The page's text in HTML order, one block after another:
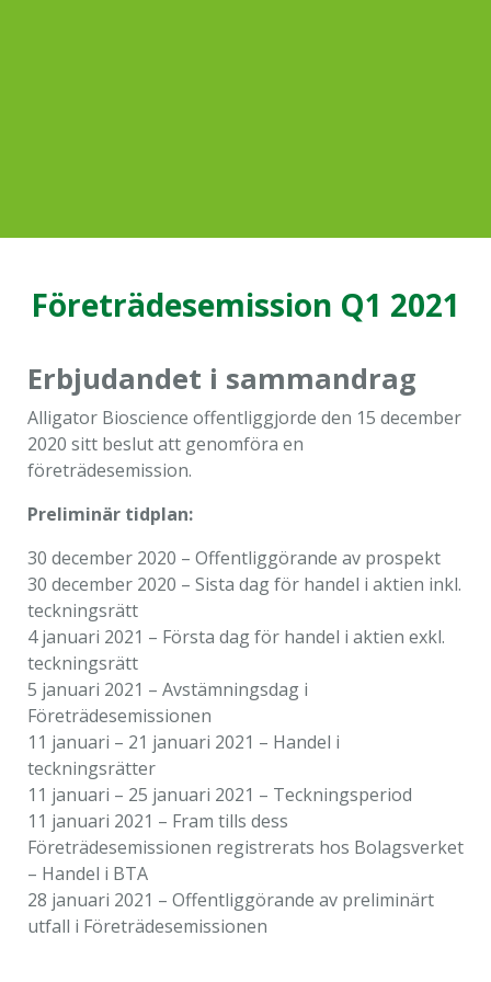
Företrädesemission Q1 2021
Erbjudandet i sammandrag
Alligator Bioscience offentliggjorde den 15 december
2020 sitt beslut att genomföra en
företrädesemission.
Preliminär tidplan:
30 december 2020 – Offentliggörande av prospekt
30 december 2020 – Sista dag för handel i aktien inkl.
teckningsrätt
4 januari 2021 – Första dag för handel i aktien exkl.
teckningsrätt
5 januari 2021 – Avstämningsdag i
Företrädesemissionen
11 januari – 21 januari 2021 – Handel i
teckningsrätter
11 januari – 25 januari 2021 – Teckningsperiod
11 januari 2021 – Fram tills dess
Företrädesemissionen registrerats hos Bolagsverket
– Handel i BTA
28 januari 2021 – Offentliggörande av preliminärt
utfall i Företrädesemissionen
kunna
funktionalitet
och
uppbyggnad,
baserat på
hur hemsidan
används.
Upplevelse
För att vår
hemsida ska
prestera så
bra som
möjligt
under ditt
besök. Om
du nekar de
här kakorna
kommer viss
funktionalitet
att försvinna
från
hemsidan.